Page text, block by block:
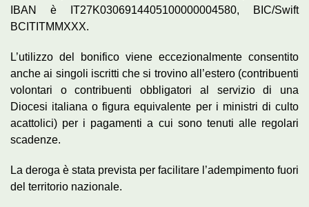
IBAN è IT27K0306914405100000004580, BIC/Swift
BCITITMMXXX.
L’utilizzo del bonifico viene eccezionalmente consentito
anche ai singoli iscritti che si trovino all’estero (contribuenti
volontari o contribuenti obbligatori al servizio di una
Diocesi italiana o figura equivalente per i ministri di culto
acattolici) per i pagamenti a cui sono tenuti alle regolari
scadenze.
La deroga è stata prevista per facilitare l’adempimento fuori
del territorio nazionale.